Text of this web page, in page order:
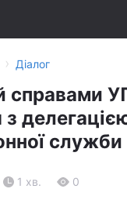
› Діалог
справами
з
1 хв. 0